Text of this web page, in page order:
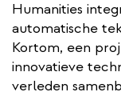
Humanities
automatische
Kortom, een
innovatieve
verleden